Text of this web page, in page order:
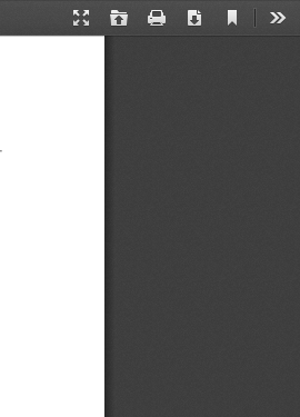
Presentation
Open Print Download
Current